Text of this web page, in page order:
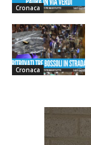
Cronaca
Cronaca